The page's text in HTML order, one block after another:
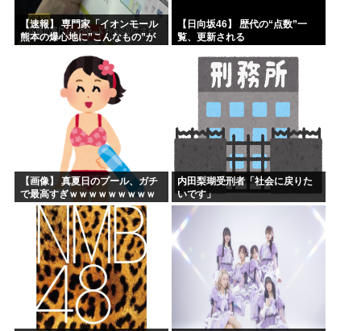
【速報】 専門家「イオンモール
熊本の爆心地に”こんなもの”が
【日向坂46】 歴代の“点数”一
覧、更新される
【画像】 真夏日のプール、ガチ
で最高すぎｗｗｗｗｗｗｗｗｗ
内田梨瑚受刑者「社会に戻りた
いです」